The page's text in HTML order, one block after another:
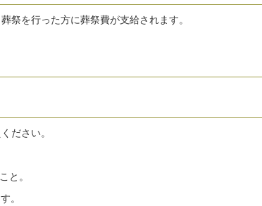
祭を行った方に葬祭費が支給されます。
ださい。
と。
。